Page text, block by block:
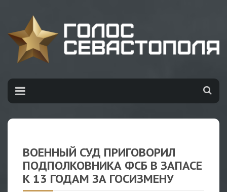
ВОЕННЫЙ СУД ПРИГОВОРИЛ
ПОДПОЛКОВНИКА ФСБ В ЗАПАСЕ
К 13 ГОДАМ ЗА ГОСИЗМЕНУ